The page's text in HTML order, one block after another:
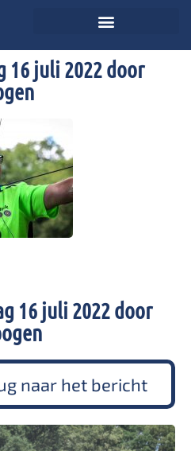
16 juli 2022 door
16 juli 2022 door
naar het bericht